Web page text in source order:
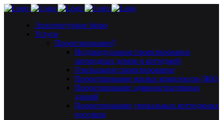
Архитектурное бюро
Услуги
Проектирование
Индивидуальное проектирование
загородных домов и коттеджей
Генеральное проектирование
Проектирование жилых комплексов (ЖК)
Проектирование административных
зданий
Проектирование уникальных коттеджных
поселков